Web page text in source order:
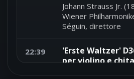
Johann Strauss Jr.
Wiener
Séguin, direttore
22:39
'Erste Waltzer'
per violino e
Franz Schubert